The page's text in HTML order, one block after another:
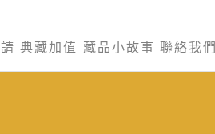
典藏加值 藏品小故事 聯絡我們